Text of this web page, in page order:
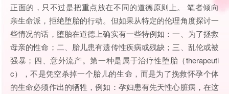
正面的，只不过是把重点放在不同的道德原则上。 笔者倾向
亲生命派，拒绝堕胎的行动。但如果从特定的伦理角度探讨一
些情况的话，堕胎在道德上确实有一些特例如：一、为了拯救
母亲的性命；二、胎儿患有遗传性疾病或残缺；三、乱伦或被
强暴；四、意外流产。第一种是属于治疗性堕胎（therapeuti
c），不是凭空杀掉一个胎儿的生命，而是为了挽救怀孕个体
的生命必须作出的牺牲，例如：孕妇患有先天性心脏病，在这